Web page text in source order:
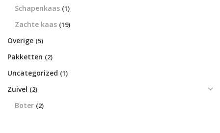
Schapenkaas (1)
Zachte kaas (19)
Overige (5)
Pakketten (2)
Uncategorized (1)
Zuivel (2)
Boter (2)